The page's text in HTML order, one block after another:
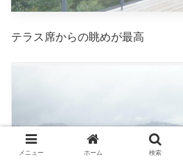
テラス席からの眺めが最高
メニュー ホーム 検索